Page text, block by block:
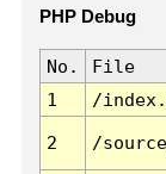
PHP Debug
No. File
1
/
2 /